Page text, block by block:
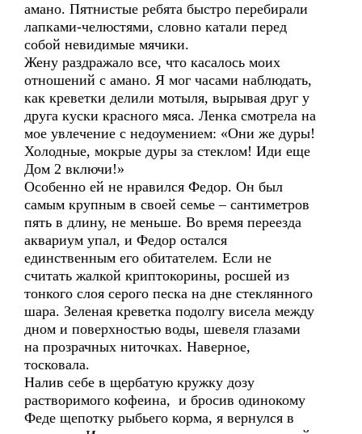
амано. Пятнистые ребята быстро перебирали
лапками-челюстями, словно катали перед
собой невидимые мячики.
Жену раздражало все, что касалось моих
отношений с амано. Я мог часами наблюдать,
как креветки делили мотыля, вырывая друг у
друга куски красного мяса. Ленка смотрела на
мое увлечение с недоумением: «Они же дуры!
Холодные, мокрые дуры за стеклом! Иди еще
Дом 2 включи!»
Особенно ей не нравился Федор. Он был
самым крупным в своей семье – сантиметров
пять в длину, не меньше. Во время переезда
аквариум упал, и Федор остался
единственным его обитателем. Если не
считать жалкой криптокорины, росшей из
тонкого слоя серого песка на дне стеклянного
шара. Зеленая креветка подолгу висела между
дном и поверхностью воды, шевеля глазами
на прозрачных ниточках. Наверное,
тосковала.
Налив себе в щербатую кружку дозу
растворимого кофеина, и бросив одинокому
Феде щепотку рыбьего корма, я вернулся в